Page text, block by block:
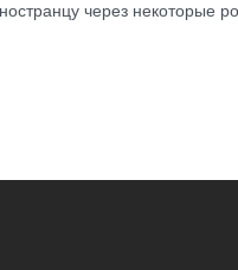
через некоторые